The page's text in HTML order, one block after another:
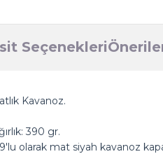
Seçenekleri
Kavanoz.
390 gr.
olarak mat siyah kavanoz